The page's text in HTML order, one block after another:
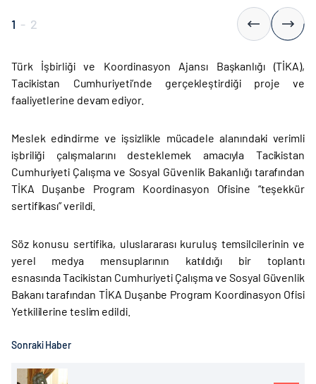
1 - 2
Türk İşbirliği ve Koordinasyon Ajansı Başkanlığı (TİKA),
Tacikistan Cumhuriyeti’nde gerçekleştirdiği proje ve
faaliyetlerine devam ediyor.
Meslek edindirme ve işsizlikle mücadele alanındaki verimli
işbriliği çalışmalarını desteklemek amacıyla Tacikistan
Cumhuriyeti Çalışma ve Sosyal Güvenlik Bakanlığı tarafından
TİKA Duşanbe Program Koordinasyon Ofisine “teşekkür
sertifikası” verildi.
Söz konusu sertifika, uluslararası kuruluş temsilcilerinin ve
yerel medya mensuplarının katıldığı bir toplantı
esnasında Tacikistan Cumhuriyeti Çalışma ve Sosyal Güvenlik
Bakanı tarafından TİKA Duşanbe Program Koordinasyon Ofisi
Yetkililerine teslim edildi.
Sonraki Haber